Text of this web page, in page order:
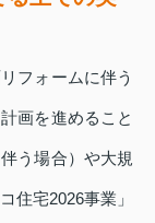
フォームに伴う
画を進めること
う場合）や大規
住宅2026事業」